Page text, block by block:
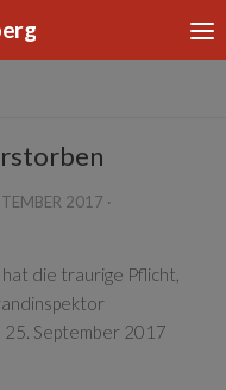
2017 ·
die traurige Pflicht,
25. September 2017